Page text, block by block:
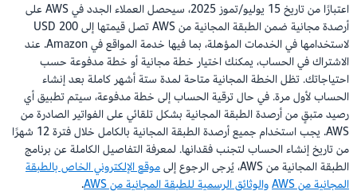
اعتبارًا من تاريخ 15 يوليو/تموز 2025، سيحصل العملاء الجدد في AWS على
أرصدة مجانية ضمن الطبقة المجانية من AWS تصل قيمتها إلى 200 USD
لاستخدامها في الخدمات المؤهلة، بما فيها خدمة المواقع في Amazon. عند
الاشتراك في الحساب، يمكنك اختيار خطة مجانية أو خطة مدفوعة حسب
احتياجاتك. تظل الخطة المجانية متاحة لمدة ستة أشهر كاملة بعد إنشاء
الحساب لأول مرة. في حال ترقية الحساب إلى خطة مدفوعة، سيتم تطبيق أي
رصيد متبقٍ من أرصدة الطبقة المجانية بشكل تلقائي على الفواتير الصادرة من
AWS. يجب استخدام جميع أرصدة الطبقة المجانية بالكامل خلال فترة 12 شهرًا
من تاريخ إنشاء الحساب لتجنب فقدانها. لمعرفة التفاصيل الكاملة عن برنامج
الطبقة المجانية من AWS، يُرجى الرجوع إلى
موقع الإلكتروني الخاص بالطبقة
المجانية من AWS
والوثائق الرسمية للطبقة المجانية من AWS .